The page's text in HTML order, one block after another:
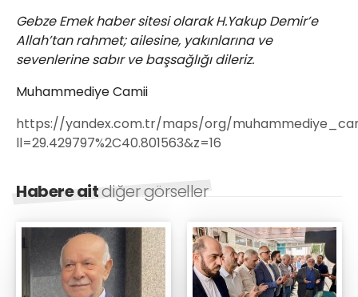
Gebze Emek haber sitesi olarak H.Yakup Demir’e
Allah’tan rahmet; ailesine, yakınlarına ve
sevenlerine sabır ve başsağlığı dileriz.
Muhammediye Camii
https://yandex.com.tr/maps/org/
ll=29.429797%2C40.801563&z=16
Habere aitdiğer görseller